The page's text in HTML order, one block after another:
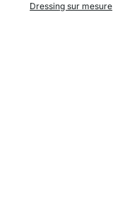
Dressing sur mesure